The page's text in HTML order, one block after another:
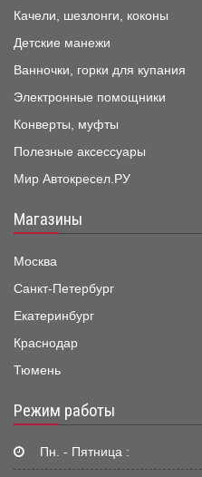
Качели, шезлонги, коконы
Детские манежи
Ванночки, горки для купания
Электронные помощники
Конверты, муфты
Полезные аксессуары
Мир Автокресел.РУ
Магазины
Москва
Санкт-Петербург
Екатеринбург
Краснодар
Тюмень
Режим работы
Пн. - Пятница :